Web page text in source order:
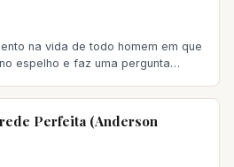
na vida de todo homem em que
espelho e faz uma pergunta
Perfeita (Anderson